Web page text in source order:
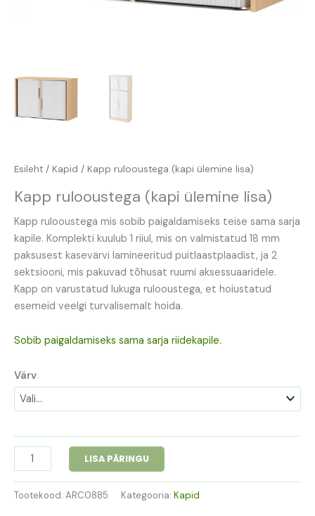
Esileht / Kapid / Kapp rulooustega (kapi ülemine lisa)
Kapp rulooustega (kapi ülemine lisa)
Kapp rulooustega mis sobib paigaldamiseks teise sama sarja
kapile. Komplekti kuulub 1 riiul, mis on valmistatud 18 mm
paksusest kasevärvi lamineeritud puitlaastplaadist, ja 2
sektsiooni, mis pakuvad tõhusat ruumi aksessuaaridele.
Kapp on varustatud lukuga rulooustega, et hoiustatud
esemeid veelgi turvalisemalt hoida.
Sobib paigaldamiseks sama sarja riidekapile.
Värv
LISA PÄRINGU
Tootekood: ARC0885 Kategooria: Kapid